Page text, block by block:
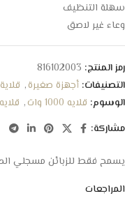
سهلة التنظيف
وعاء غير لاصق
رمز المنتج: 816102003
التصنيفات: أجهزة صغيرة,
الوسوم: قلايه 1000 وات , قلايه 2 لتر
مشاركة:
المراجعات
يسمح فقط للزبائن مسجلي